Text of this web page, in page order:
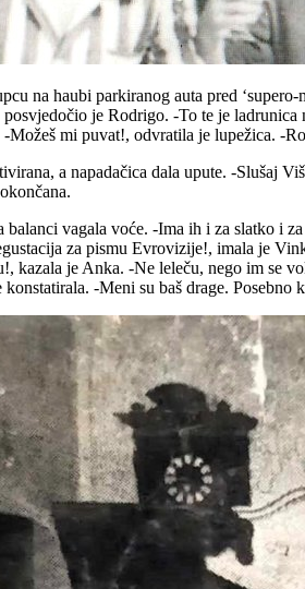
na haubi parkiranog auta pred
je Rodrigo. -To te je
Možeš mi puvat!, odvratila je lupežica. -
a napadačica dala upute. -Slušaj
balanci vagala voće. -Ima ih i za slatko i
za pismu Evrovizije!, imala je
kazala je Anka. -Ne leleču, nego im se
-Meni su baš drage. Posebno